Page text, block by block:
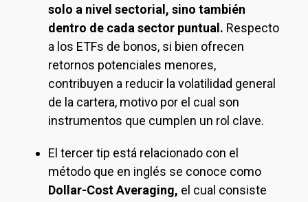
solo a nivel sectorial, sino también
dentro de cada sector puntual. Respecto
a los ETFs de bonos, si bien ofrecen
retornos potenciales menores,
contribuyen a reducir la volatilidad general
de la cartera, motivo por el cual son
instrumentos que cumplen un rol clave.
El tercer tip está relacionado con el
método que en inglés se conoce como
Dollar-Cost Averaging, el cual consiste